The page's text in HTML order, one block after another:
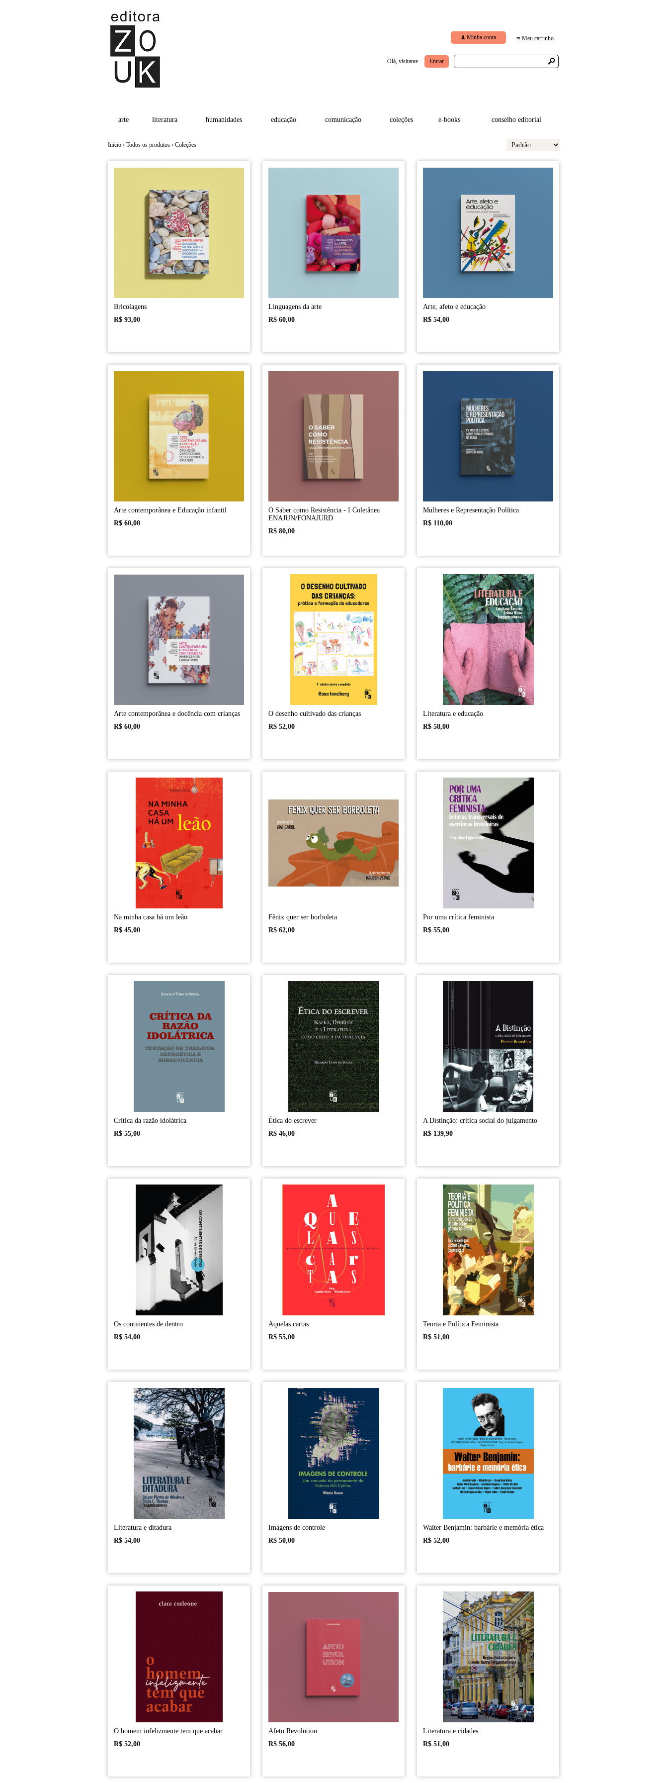
f Minha conta . Meu carrinho
Olá, visitante. Entrar s
arte literatura humanidades educação comunicação coleções e-books conselho editorial
Início › Todos os produtos › Coleções
Bricolagens
R$ 93,00
Linguagens da arte
R$ 60,00
Arte, afeto e educação
R$ 54,00
Arte contemporânea e Educação infantil
R$ 60,00
O Saber como Resistência - I Coletânea
ENAJUN/FONAJURD
R$ 80,00
Mulheres e Representação Política
R$ 110,00
Arte contemporânea e docência com crianças
R$ 60,00
O desenho cultivado das crianças
R$ 52,00
Literatura e educação
R$ 58,00
Na minha casa há um leão
R$ 45,00
Fênix quer ser borboleta
R$ 62,00
Por uma crítica feminista
R$ 55,00
Crítica da razão idolátrica
R$ 55,00
Ética do escrever
R$ 46,00
A Distinção: crítica social do julgamento
R$ 139,90
Os continentes de dentro
R$ 54,00
Aquelas cartas
R$ 55,00
Teoria e Política Feminista
R$ 51,00
Literatura e ditadura
R$ 54,00
Imagens de controle
R$ 50,00
Walter Benjamin: barbárie e memória ética
R$ 52,00
O homem infelizmente tem que acabar
R$ 52,00
Afeto Revolution
R$ 56,00
Literatura e cidades
R$ 51,00